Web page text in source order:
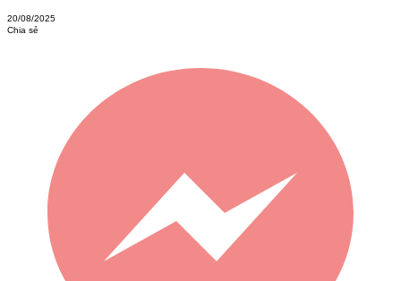
20/08/2025
Chia sẻ